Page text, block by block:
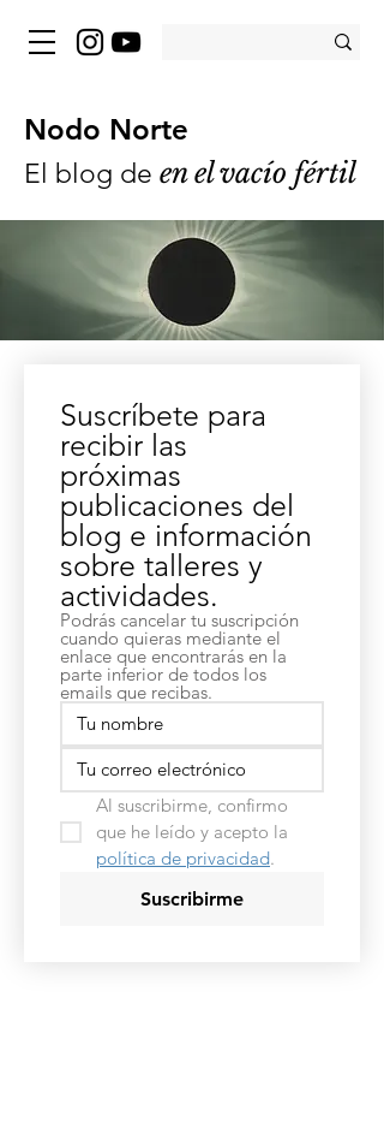
Nodo Norte
El blog de enel vacío fértil
Suscríbete para
recibir las
próximas
publicaciones del
blog e información
sobre talleres y
actividades.
Podrás cancelar tu suscripción
cuando quieras mediante el
enlace que encontrarás en la
parte inferior de todos los
emails que recibas.
Al suscribirme, confirmo
política de privacidad.
Suscribirme